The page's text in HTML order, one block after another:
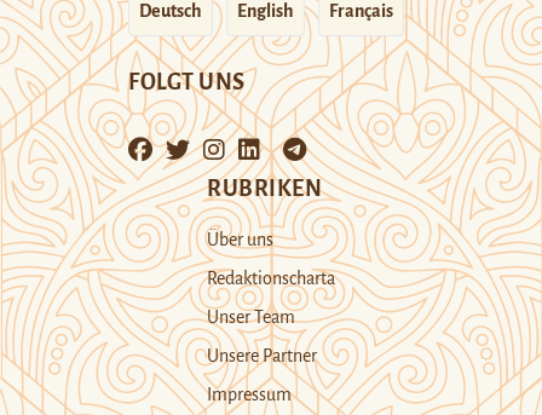
Deutsch English Français
FOLGT UNS
RUBRIKEN
Über uns
Redaktionscharta
Unser Team
Unsere Partner
Impressum